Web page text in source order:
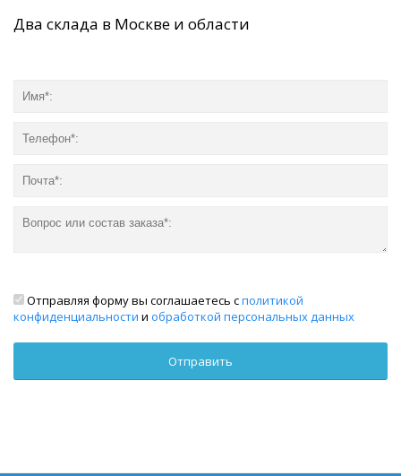
Два склада в Москве и области
Отправляя форму вы соглашаетесь сполитикой
конфиденциальности и обработкой персональных данных